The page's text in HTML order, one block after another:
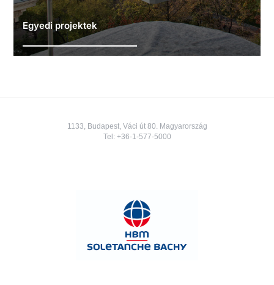
Egyedi projektek
1133, Budapest, Váci út 80. Magyarország
Tel: +36-1-577-5000